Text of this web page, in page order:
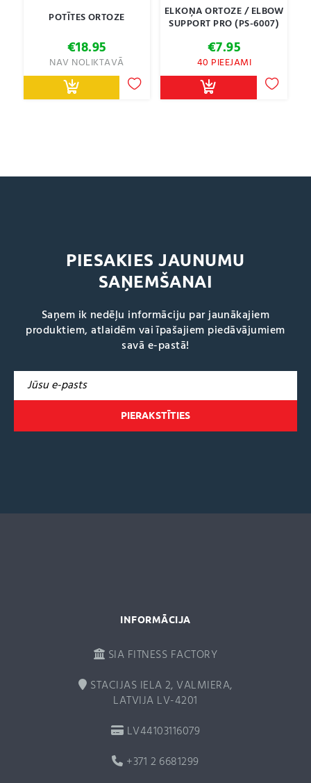
POTĪTES ORTOZE
€18.95
NAV NOLIKTAVĀ
ELKOŅA ORTOZE / ELBOW
SUPPORT PRO (PS-6007)
€7.95
40 PIEEJAMI
PIESAKIES JAUNUMU
SAŅEMŠANAI
Saņem ik nedēļu informāciju par jaunākajiem
produktiem, atlaidēm vai īpašajiem piedāvājumiem
savā e-pastā!
t
INFORMĀCIJA
SIA FITNESS FACTORY
STACIJAS IELA 2, VALMIERA,
LATVIJA LV-4201
LV44103116079
+371 2 6681299